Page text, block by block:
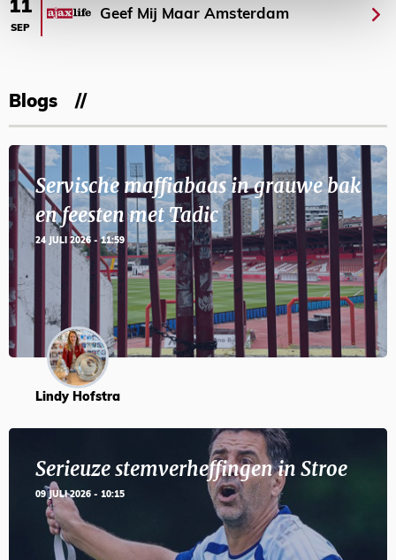
11
SEP
Geef Mij Maar Amsterdam
Blogs
Servische maffiabaas in grauwe bak
en feesten met Tadic
24 JULI 2026 - 11:59
Lindy Hofstra
Serieuze stemverheffingen in Stroe
09 JULI 2026 - 10:15